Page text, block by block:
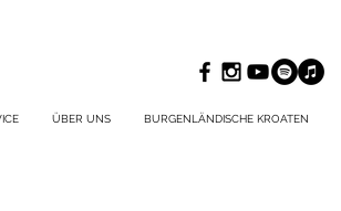
ÜBER UNS BURGENLÄNDISCHE KROATEN